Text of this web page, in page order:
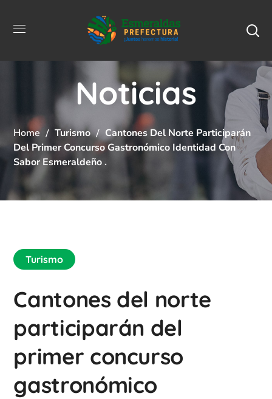
Noticias
Home Turismo
Cantones Del Norte Participarán
Del Primer Concurso Gastronómico Identidad Con
Sabor Esmeraldeño .
Turismo
Cantones del norte
participarán del
primer concurso
gastronómico